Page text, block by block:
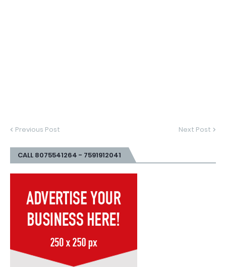
Previous Post Next Post
CALL 8075541264 - 7591912041